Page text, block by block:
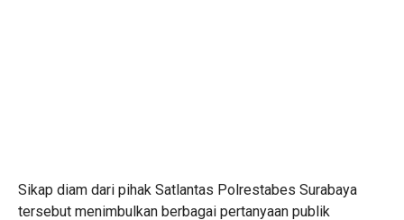
Sikap diam dari pihak Satlantas Polrestabes Surabaya
tersebut menimbulkan berbagai pertanyaan publik